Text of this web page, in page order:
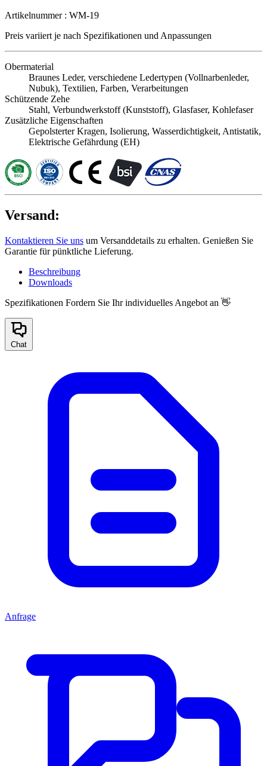
Artikelnummer : WM-19
Preis variiert je nach Spezifikationen und Anpassungen
Obermaterial
Braunes Leder, verschiedene Ledertypen (Vollnarbenleder,
Nubuk), Textilien, Farben, Verarbeitungen
Schützende Zehe
Stahl, Verbundwerkstoff (Kunststoff), Glasfaser, Kohlefaser
Zusätzliche Eigenschaften
Gepolsterter Kragen, Isolierung, Wasserdichtigkeit, Antistatik,
Elektrische Gefährdung (EH)
Versand:
Kontaktieren Sie uns um Versanddetails zu erhalten. Genießen Sie
Garantie für pünktliche Lieferung.
Beschreibung
Downloads
Spezifikationen Fordern Sie Ihr individuelles Angebot an 👋
Chat
Anfrage